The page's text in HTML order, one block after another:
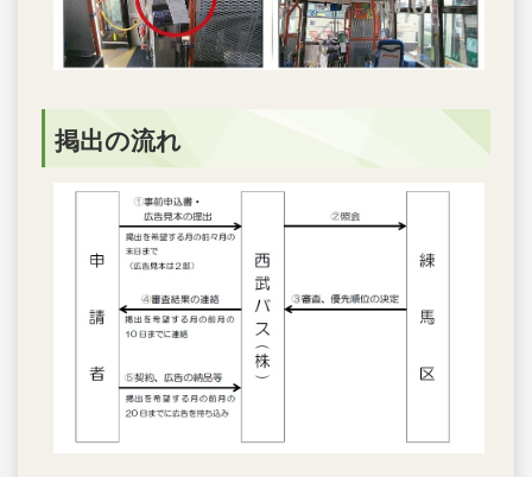
掲出の流れ